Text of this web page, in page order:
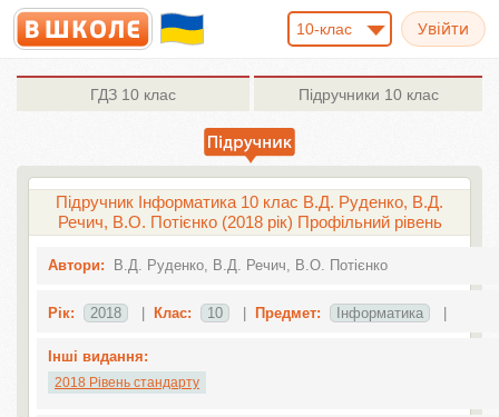
10-клас
ГДЗ 10 клас Підручники 10 клас
Підручник Інформатика 10 клас В.Д. Руденко, В.Д.
Речич, В.О. Потієнко (2018 рік) Профільний рівень
Автори: В.Д. Руденко, В.Д. Речич, В.О. Потієнко
Рік: 2018 Клас: 10 Предмет: Інформатика
Інші видання:
2018 Рівень стандарту